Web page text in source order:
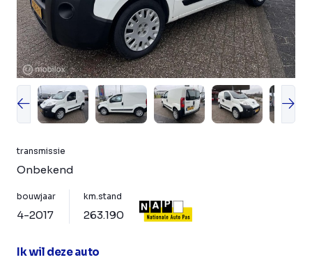
transmissie
Onbekend
bouwjaar
4-2017
km.stand
263.190
Ik wil deze auto